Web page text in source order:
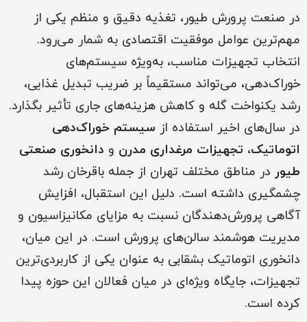
در صنعت پرورش طیور، تغذیه دقیق و منظم یکی از
مهم‌ترین عوامل موفقیت اقتصادی به شمار می‌رود.
انتخاب تجهیزات مناسب، به‌ویژه سیستم‌های
خوراک‌دهی، می‌تواند مستقیماً بر ضریب تبدیل غذایی،
رشد یکنواخت گله و کاهش هزینه‌های جاری تأثیر بگذارد.
در سال‌های اخیر استفاده از سیستم خوراک‌دهی
اتوماتیک، تجهیزات مرغداری مدرن و دانخوری صنعتی
طیور در مناطق مختلف تهران از جمله باقرخان رشد
چشمگیری داشته است. دلیل این استقبال، افزایش
آگاهی پرورش‌دهندگان نسبت به مزایای مکانیزاسیون و
مدیریت هوشمند سالن‌های پرورش است. در این میان،
دانخوری اتوماتیک بشقابی به عنوان یکی از کاربردی‌ترین
تجهیزات، جایگاه ویژه‌ای در میان فعالان این حوزه پیدا
کرده است.